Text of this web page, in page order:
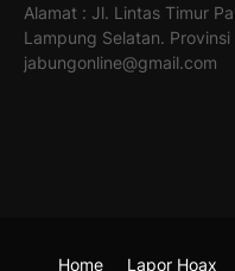
Alamat : Jl. Lintas Timur
Lampung Selatan.
jabungonline@gmail.com
Home Lapor Hoax